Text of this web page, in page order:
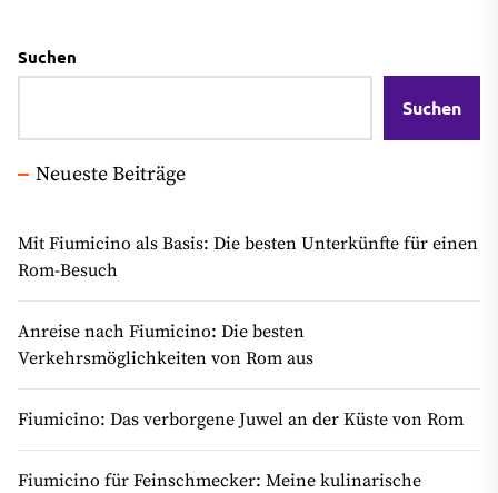
Suchen
Suchen
Neueste Beiträge
Mit Fiumicino als Basis: Die besten Unterkünfte für einen
Rom-Besuch
Anreise nach Fiumicino: Die besten
Verkehrsmöglichkeiten von Rom aus
Fiumicino: Das verborgene Juwel an der Küste von Rom
Fiumicino für Feinschmecker: Meine kulinarische